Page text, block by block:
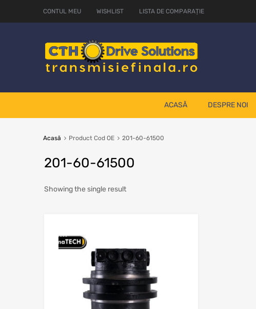
CONTUL MEU WISHLIST LISTA DE COMPARAȚIE
ACASĂ DESPRE NOI
Acasă Product Cod OE 201-60-61500
201-60-61500
Showing the single result